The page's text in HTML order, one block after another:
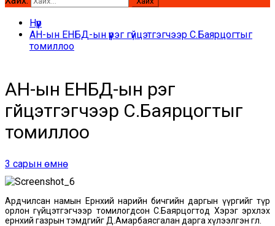
Нүүр
АН-ын ЕНБД-ын үүрэг гүйцэтгэгчээр С.Баярцогтыг
томиллоо
АН-ын ЕНБД-ын үүрэг
гүйцэтгэгчээр С.Баярцогтыг
томиллоо
3 сарын өмнө
Ардчилсан намын Ерөнхий нарийн бичгийн даргын үүргийг түр
орлон гүйцэтгэгчээр томилогдсон С.Баярцогтод Хэрэг эрхлэх
ерөнхий газрын тэмдгийг Д.Амарбаясгалан дарга хүлээлгэн өглөө.